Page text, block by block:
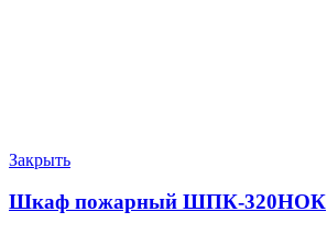
Закрыть
Шкаф пожарный ШПК-320НОК